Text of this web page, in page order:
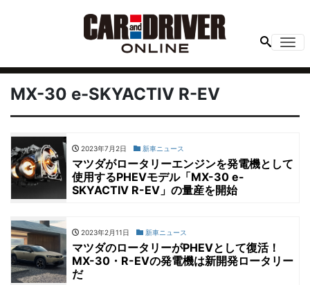
MX-30 e-SKYACTIV R-EV
2023年7月2日 新車ニュース
マツダがロータリーエンジンを発電機として
使用するPHEVモデル「MX-30 e-
SKYACTIV R-EV」の量産を開始
2023年2月11日 新車ニュース
マツダのロータリーがPHEVとして復活！
MX-30・R-EVの発電機は新開発ロータリー
だ